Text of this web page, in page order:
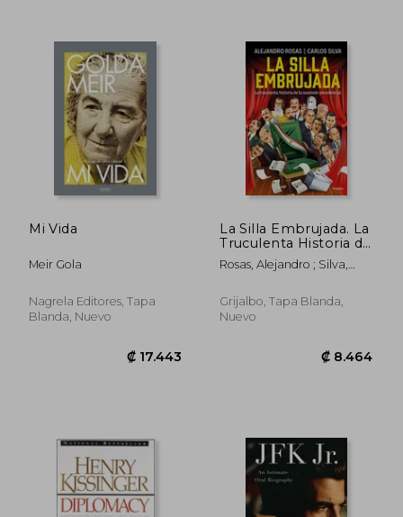
₡ 16.947
Mi Vida
Meir Gola
Nagrela Editores, Tapa
Blanda, Nuevo
La Silla Embrujada. La
Truculenta Historia de
la Sucesión
Presidencial / The
Hostile Story of the
Presidential
Rosas, Alejandro ; Silva,
Grijalbo, Tapa Blanda,
Nuevo